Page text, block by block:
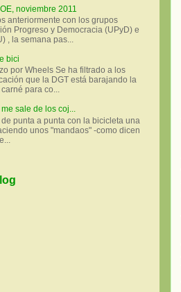
noviembre 2011
anteriormente con los grupos
Progreso y Democracia (UPyD) e
, la semana pas...
bici
por Wheels Se ha filtrado a los
que la DGT está barajando la
para co...
sale de los coj...
punta a punta con la bicicleta una
unos "mandaos" -como dicen